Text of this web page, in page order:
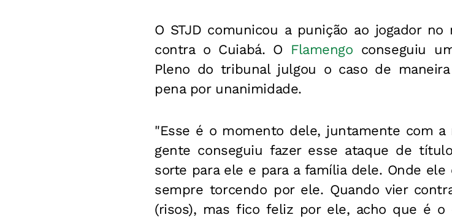
O STJD comunicou a punição ao jogador
contra o Cuiabá. O Flamengo conseguiu
Pleno do tribunal julgou o caso de
pena por unanimidade.
"Esse é o momento dele, juntamente com a
gente conseguiu fazer esse ataque de
sorte para ele e para a família dele. Onde
sempre torcendo por ele. Quando vier
(risos), mas fico feliz por ele, acho que é